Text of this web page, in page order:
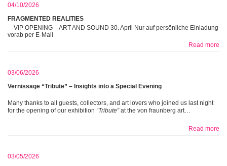
04/10/2026
FRAGMENTED REALITIES
VIP OPENING – ART AND SOUND 30. April Nur auf persönliche Einladung
vorab per E-Mail
Read more
03/06/2026
Vernissage “Tribute” – Insights into a Special Evening
Many thanks to all guests, collectors, and art lovers who joined us last night
for the opening of our exhibition “Tribute”at the von fraunberg art…
Read more
03/05/2026